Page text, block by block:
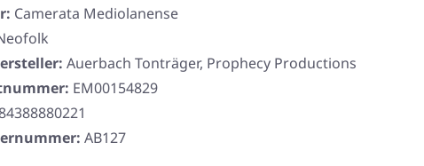
Camerata Mediolanense
Auerbach Tonträger, Prophecy Productions
EM00154829
AB127